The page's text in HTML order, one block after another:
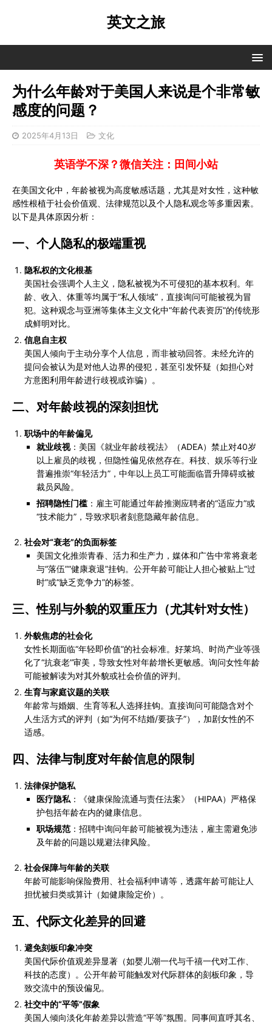
英文之旅
为什么年龄对于美国人来说是个非常敏
感度的问题？
2025年4月13日 文化
英语学不深？微信关注：田间小站
在美国文化中，年龄被视为高度敏感话题，尤其是对女性，这种敏
感性根植于社会价值观、法律规范以及个人隐私观念等多重因素。
以下是具体原因分析：
一、 个人隐私的极端重视
隐私权的文化根基
美国社会强调个人主义，隐私被视为不可侵犯的基本权利。年
龄、收入、体重等均属于“私人领域”，直接询问可能被视为冒
犯。这种观念与亚洲等集体主义文化中“年龄代表资历”的传统形
成鲜明对比。
信息自主权
美国人倾向于主动分享个人信息，而非被动回答。未经允许的
提问会被认为是对他人边界的侵犯，甚至引发怀疑（如担心对
方意图利用年龄进行歧视或诈骗）。
二、 对年龄歧视的深刻担忧
职场中的年龄偏见
就业歧视：美国《就业年龄歧视法》（ADEA）禁止对40岁
以上雇员的歧视，但隐性偏见依然存在。科技、娱乐等行业
普遍推崇“年轻活力”，中年以上员工可能面临晋升障碍或被
裁员风险。
招聘隐性门槛 ：雇主可能通过年龄推测应聘者的“适应力”或
“技术能力”，导致求职者刻意隐藏年龄信息。
社会对“衰老”的负面标签
美国文化推崇青春、活力和生产力，媒体和广告中常将衰老
与“落伍”“健康衰退”挂钩。公开年龄可能让人担心被贴上“过
时”或“缺乏竞争力”的标签。
三、性别与外貌的双重压力（尤其针对女性）
外貌焦虑的社会化
女性长期面临“年轻即价值”的社会标准。好莱坞、时尚产业等强
化了“抗衰老”审美，导致女性对年龄增长更敏感。询问女性年龄
可能被解读为对其外貌或社会价值的评判。
生育与家庭议题的关联
年龄常与婚姻、生育等私人选择挂钩。直接询问可能隐含对个
人生活方式的评判（如“为何不结婚/要孩子”），加剧女性的不
适感。
四、 法律与制度对年龄信息的限制
法律保护隐私
医疗隐私 ：《健康保险流通与责任法案》（HIPAA）严格保
护包括年龄在内的健康信息。
职场规范 ：招聘中询问年龄可能被视为违法，雇主需避免涉
及年龄的问题以规避法律风险。
社会保障与年龄的关联
年龄可能影响保险费用、社会福利申请等，透露年龄可能让人
担忧被归类或算计（如健康险定价）。
五、代际文化差异的回避
避免刻板印象冲突
美国代际价值观差异显著（如婴儿潮一代与千禧一代对工作、
科技的态度）。公开年龄可能触发对代际群体的刻板印象，导
致交流中的预设偏见。
社交中的“平等”假象
美国人倾向淡化年龄差异以营造“平等”氛围。同事间直呼其名、